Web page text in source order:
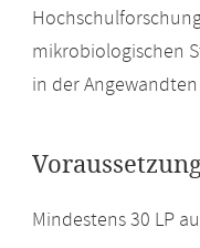
mikrobiologischen
in der
Mindestens 30 LP